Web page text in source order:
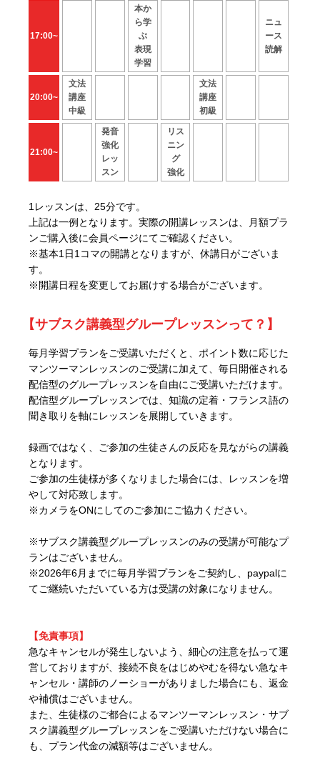
17:00~
本か
ら学
ぶ
表現
学習
ニュ
ース
読解
20:00~
文法
講座
中級
文法
講座
初級
21:00~
発音
強化
レッ
スン
リス
ニン
グ
強化
1レッスンは、25分です。
上記は一例となります。実際の開講レッスンは、月額プラ
ンご購入後に会員ページにてご確認ください。
※基本1日1コマの開講となりますが、休講日がございま
す。
※開講日程を変更してお届けする場合がございます。
【サブスク講義型グループレッスンって？】
毎月学習プランをご受講いただくと、ポイント数に応じた
マンツーマンレッスンのご受講に加えて、毎日開催される
配信型のグループレッスンを自由にご受講いただけます。
配信型グループレッスンでは、知識の定着・フランス語の
聞き取りを軸にレッスンを展開していきます。
録画ではなく、ご参加の生徒さんの反応を見ながらの講義
となります。
ご参加の生徒様が多くなりました場合には、レッスンを増
やして対応致します。
※カメラをONにしてのご参加にご協力ください。
※サブスク講義型グループレッスンのみの受講が可能なプ
ランはございません。
※2026年6月までに毎月学習プランをご契約し、paypalに
てご継続いただいている方は受講の対象になりません。
【免責事項】
急なキャンセルが発生しないよう、細心の注意を払って運
営しておりますが、接続不良をはじめやむを得ない急なキ
ャンセル・講師のノーショーがありました場合にも、返金
や補償はございません。
また、生徒様のご都合によるマンツーマンレッスン・サブ
スク講義型グループレッスンをご受講いただけない場合に
も、プラン代金の減額等はございません。